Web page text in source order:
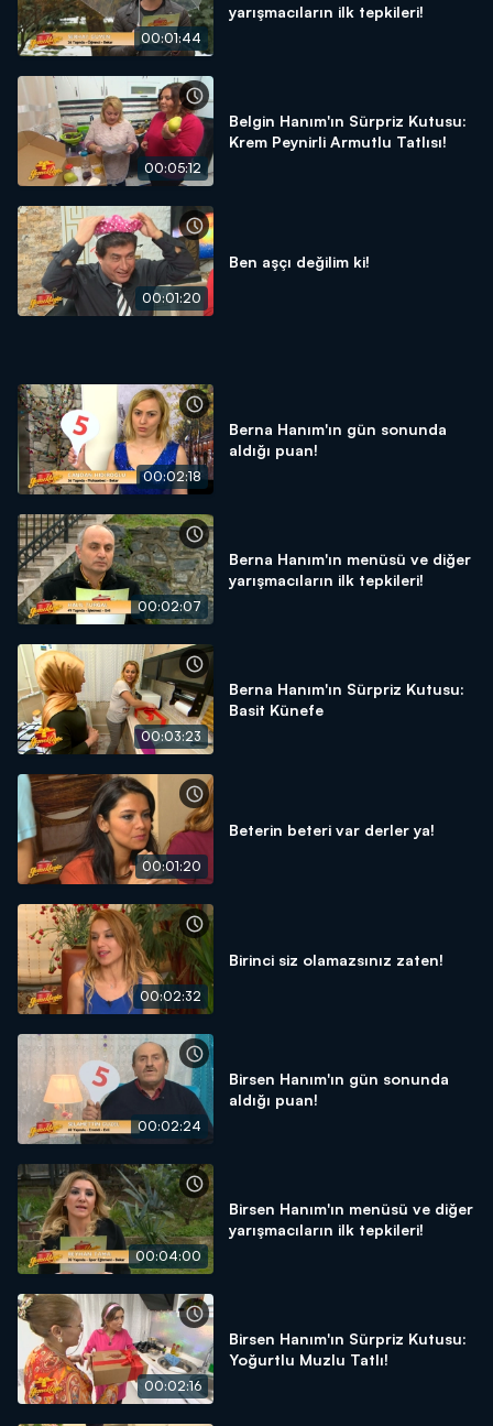
00:01:44
yarışmacıların ilk tepkileri!
00:05:12
Belgin Hanım'ın Sürpriz Kutusu:
Krem Peynirli Armutlu Tatlısı!
00:01:20
Ben aşçı değilim ki!
00:02:18
Berna Hanım'ın gün sonunda
aldığı puan!
00:02:07
Berna Hanım'ın menüsü ve diğer
yarışmacıların ilk tepkileri!
00:03:23
Berna Hanım'ın Sürpriz Kutusu:
Basit Künefe
00:01:20
Beterin beteri var derler ya!
00:02:32
Birinci siz olamazsınız zaten!
00:02:24
Birsen Hanım'ın gün sonunda
aldığı puan!
00:04:00
Birsen Hanım'ın menüsü ve diğer
yarışmacıların ilk tepkileri!
00:02:16
Birsen Hanım'ın Sürpriz Kutusu:
Yoğurtlu Muzlu Tatlı!